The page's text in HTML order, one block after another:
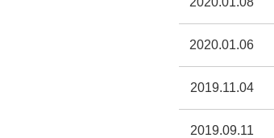
2020.01.06
2019.11.04
2019.09.11